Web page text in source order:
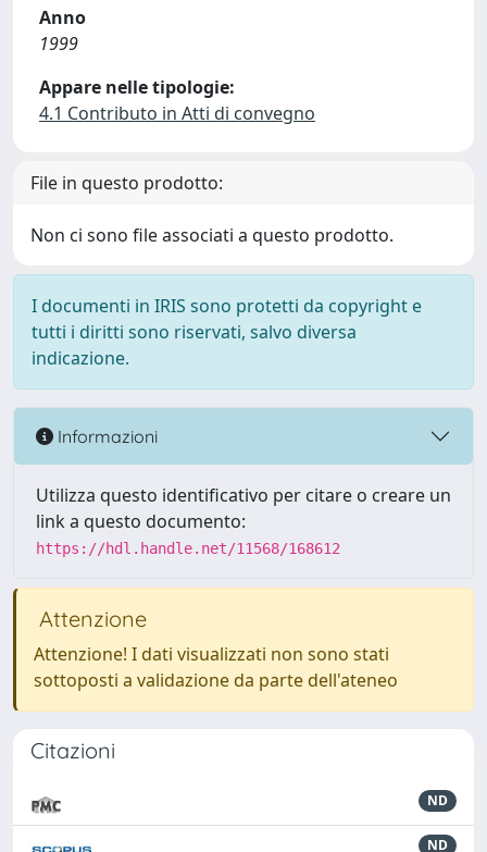
Anno
1999
Appare nelle tipologie:
4.1 Contributo in Atti di convegno
File in questo prodotto:
Non ci sono file associati a questo prodotto.
I documenti in IRIS sono protetti da copyright e
tutti i diritti sono riservati, salvo diversa
indicazione.
Informazioni
Utilizza questo identificativo per citare o creare un
link a questo documento:
https://hdl.handle.net/11568/168612
Attenzione
Attenzione! I dati visualizzati non sono stati
sottoposti a validazione da parte dell'ateneo
Citazioni
ND
ND